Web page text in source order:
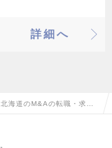
詳細へ
北海道のM&Aの転職・求人